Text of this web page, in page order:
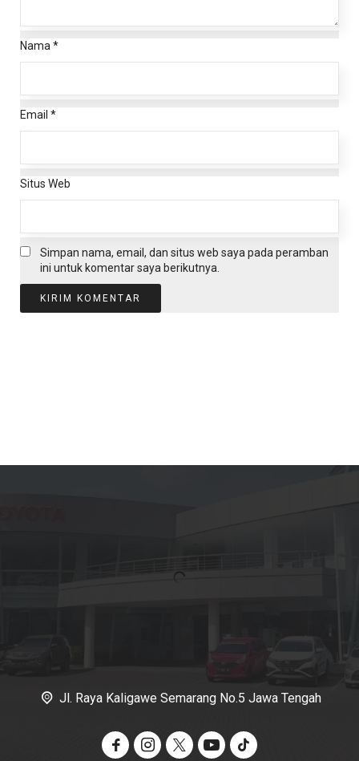
Nama *
Email *
Situs Web
Simpan nama, email, dan situs web saya pada peramban
ini untuk komentar saya berikutnya.
Jl. Raya Kaligawe Semarang No.5 Jawa Tengah